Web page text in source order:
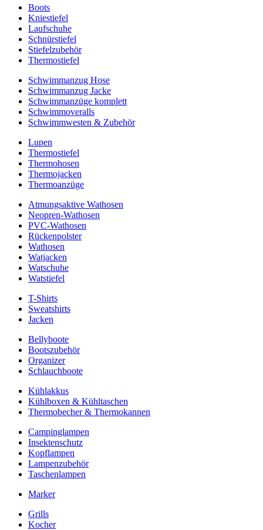
Boots
Kniestiefel
Laufschuhe
Schnürstiefel
Stiefelzubehör
Thermostiefel
Schwimmanzug Hose
Schwimmanzug Jacke
Schwimmanzüge komplett
Schwimmoveralls
Schwimmwesten & Zubehör
Lupen
Thermostiefel
Thermohosen
Thermojacken
Thermoanzüge
Atmungsaktive Wathosen
Neopren-Wathosen
PVC-Wathosen
Rückenpolster
Wathosen
Watjacken
Watschuhe
Watstiefel
T-Shirts
Sweatshirts
Jacken
Bellyboote
Bootszubehör
Organizer
Schlauchboote
Kühlakkus
Kühlboxen & Kühltaschen
Thermobecher & Thermokannen
Campinglampen
Insektenschutz
Kopflampen
Lampenzubehör
Taschenlampen
Marker
Grills
Kocher